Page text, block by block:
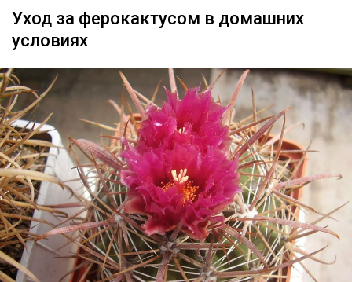
Уход за ферокактусом в домашних
условиях